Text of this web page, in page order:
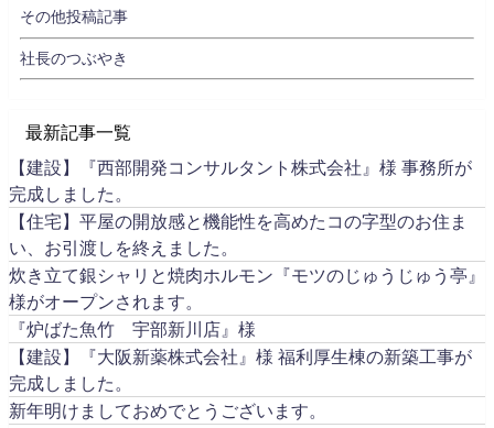
その他投稿記事
社長のつぶやき
最新記事一覧
【建設】『西部開発コンサルタント株式会社』様 事務所が
完成しました。
【住宅】平屋の開放感と機能性を高めたコの字型のお住ま
い、お引渡しを終えました。
炊き立て銀シャリと焼肉ホルモン『モツのじゅうじゅう亭』
様がオープンされます。
『炉ばた魚竹 宇部新川店』様
【建設】『大阪新薬株式会社』様 福利厚生棟の新築工事が
完成しました。
新年明けましておめでとうございます。